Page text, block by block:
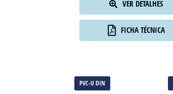
VER DETALHES
FICHA TÉCNICA
PVC-U DIN